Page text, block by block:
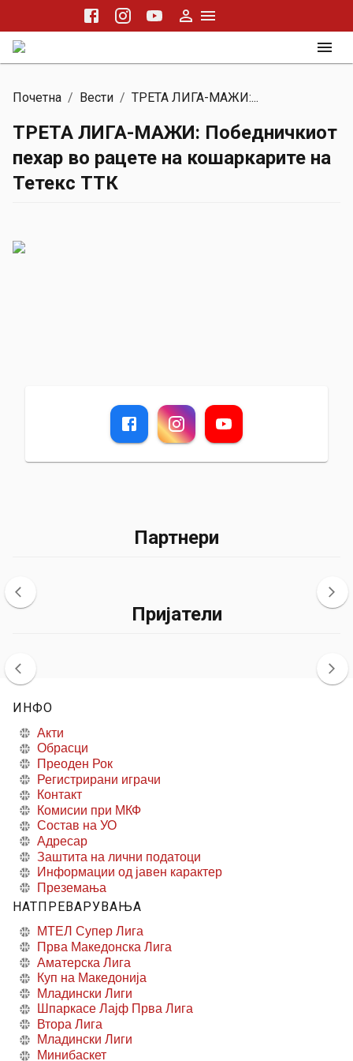
Почетна / Вести / ТРЕТА ЛИГА-МАЖИ:...
ТРЕТА ЛИГА-МАЖИ: Победничкиот
пехар во рацете на кошаркарите на
Тетекс ТТК
Партнери
Пријатели
ИНФО
Акти
Обрасци
Преоден Рок
Регистрирани играчи
Контакт
Комисии при МКФ
Состав на УО
Адресар
Заштита на лични податоци
Информации од јавен карактер
Преземања
НАТПРЕВАРУВАЊА
МТЕЛ Супер Лига
Прва Македонска Лига
Аматерска Лига
Куп на Македонија
Младински Лиги
Шпаркасе Лајф Прва Лига
Втора Лига
Младински Лиги
Минибаскет